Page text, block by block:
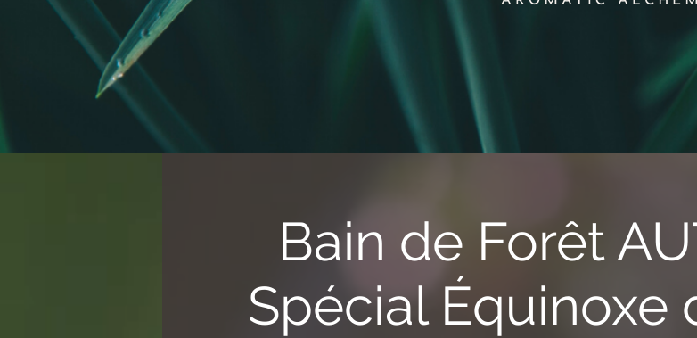
Bain de Forêt
Spécial Équinoxe